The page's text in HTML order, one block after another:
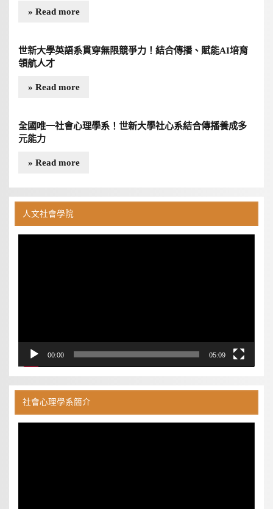
» Read more
世新大學英語系貫穿無限競爭力！結合傳播、賦能AI培育
領航人才
» Read more
全國唯一社會心理學系！世新大學社心系結合傳播養成多
元能力
» Read more
人文社會學院
00:00 05:09
社會心理學系簡介